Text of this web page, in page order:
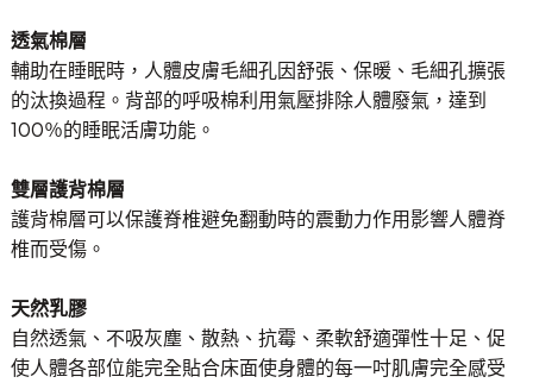
透氣棉層
輔助在睡眠時，人體皮膚毛細孔因舒張、保暖、毛細孔擴張
的汰換過程。背部的呼吸棉利用氣壓排除人體廢氣，達到
100％的睡眠活膚功能。
雙層護背棉層
護背棉層可以保護脊椎避免翻動時的震動力作用影響人體脊
椎而受傷。
天然乳膠
自然透氣、不吸灰塵、散熱、抗霉、柔軟舒適彈性十足、促
使人體各部位能完全貼合床面使身體的每一吋肌膚完全感受